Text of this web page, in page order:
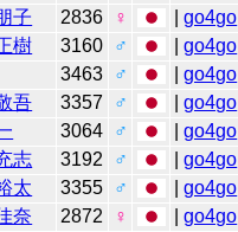
子 2836 ♀ |go4go
樹 3160 ♂ |go4go
3463 ♂ |go4go
吾 3357 ♂ |go4go
3064 ♂ |go4go
志 3192 ♂ |go4go
太 3355 ♂ |go4go
奈 2872 ♀ |go4go